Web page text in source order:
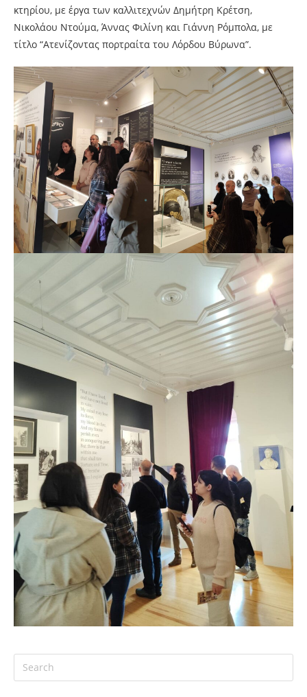
κτηρίου, με έργα των καλλιτεχνών Δημήτρη Κρέτση,
Νικολάου Ντούμα, Άννας Φιλίνη και Γιάννη Ρόμπολα, με
τίτλο “Ατενίζοντας πορτραίτα του Λόρδου Βύρωνα”.